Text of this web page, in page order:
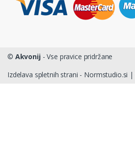
© Akvonij- Vse pravice pridržane
Izdelava spletnih strani - Normstudio.si |